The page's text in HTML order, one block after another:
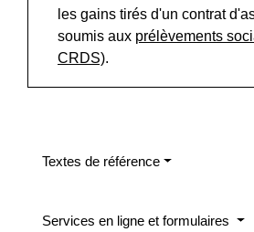
les gains tirés d'un contrat
soumis aux prélèvements
CRDS).
Textes de référence
Services en ligne et formulaires